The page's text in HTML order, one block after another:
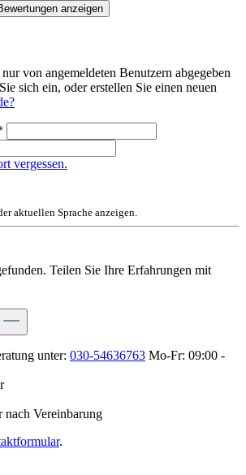
anzeigen
von angemeldeten Benutzern abgegeben
sich ein, oder erstellen Sie einen neuen
vergessen.
aktuellen Sprache anzeigen.
Teilen Sie Ihre Erfahrungen mit
unter: 030-54636763 Mo-Fr: 09:00 -
nach Vereinbarung
.